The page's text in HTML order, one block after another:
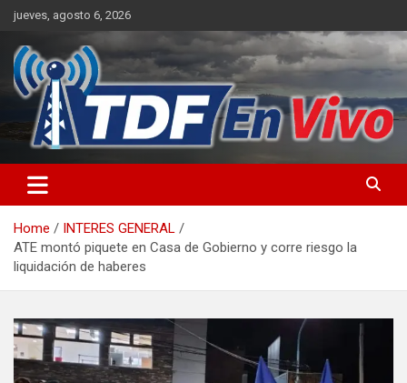
Skip
content
jueves, agosto 6, 2026
Home
INTERES GENERAL
ATE montó piquete en Casa de Gobierno y corre riesgo la
liquidación de haberes